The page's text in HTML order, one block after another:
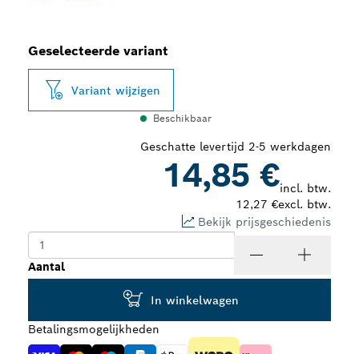
Geselecteerde variant
Variant wijzigen
Beschikbaar
Geschatte levertijd 2-5 werkdagen
14,85 €incl. btw.
12,27 €excl. btw.
Bekijk prijsgeschiedenis
Aantal
In winkelwagen
Betalingsmogelijkheden